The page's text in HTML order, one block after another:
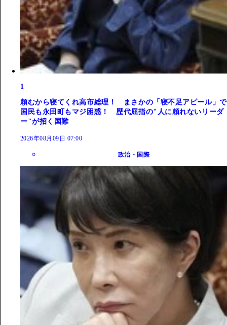
1
頼むから寝てくれ高市総理！ まさかの「寝不足アピール」で
国民も永田町もマジ困惑！ 歴代屈指の"人に頼れないリーダ
ー"が招く国難
2026年08月09日 07:00
政治・国際